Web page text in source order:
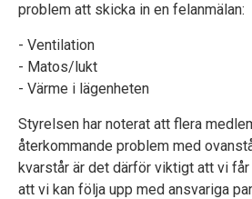
problem att skicka in en felanmälan:
- Ventilation
- Matos/lukt
- Värme i lägenheten
Styrelsen har noterat att flera
återkommande problem med
kvarstår är det därför viktigt att vi
att vi kan följa upp med ansvariga